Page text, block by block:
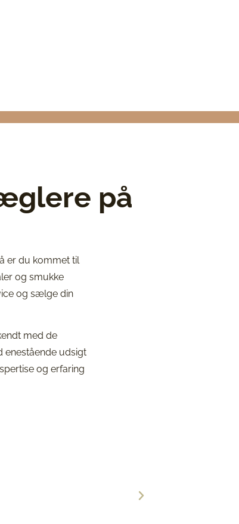
på
er du kommet til
og smukke
og sælge din
med de
enestående udsigt
og erfaring